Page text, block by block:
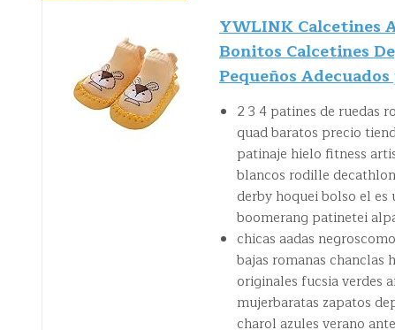
YWLINK Calcetines
Bonitos Calcetines
Pequeños
2 3 4 patines de ruedas
quad baratos precio
patinaje hielo fitness
blancos rodille
derby hoquei bolso el
boomerang patinetei
chicas aadas
bajas romanas
originales fucsia verdes
mujerbaratas zapatos
charol azules verano